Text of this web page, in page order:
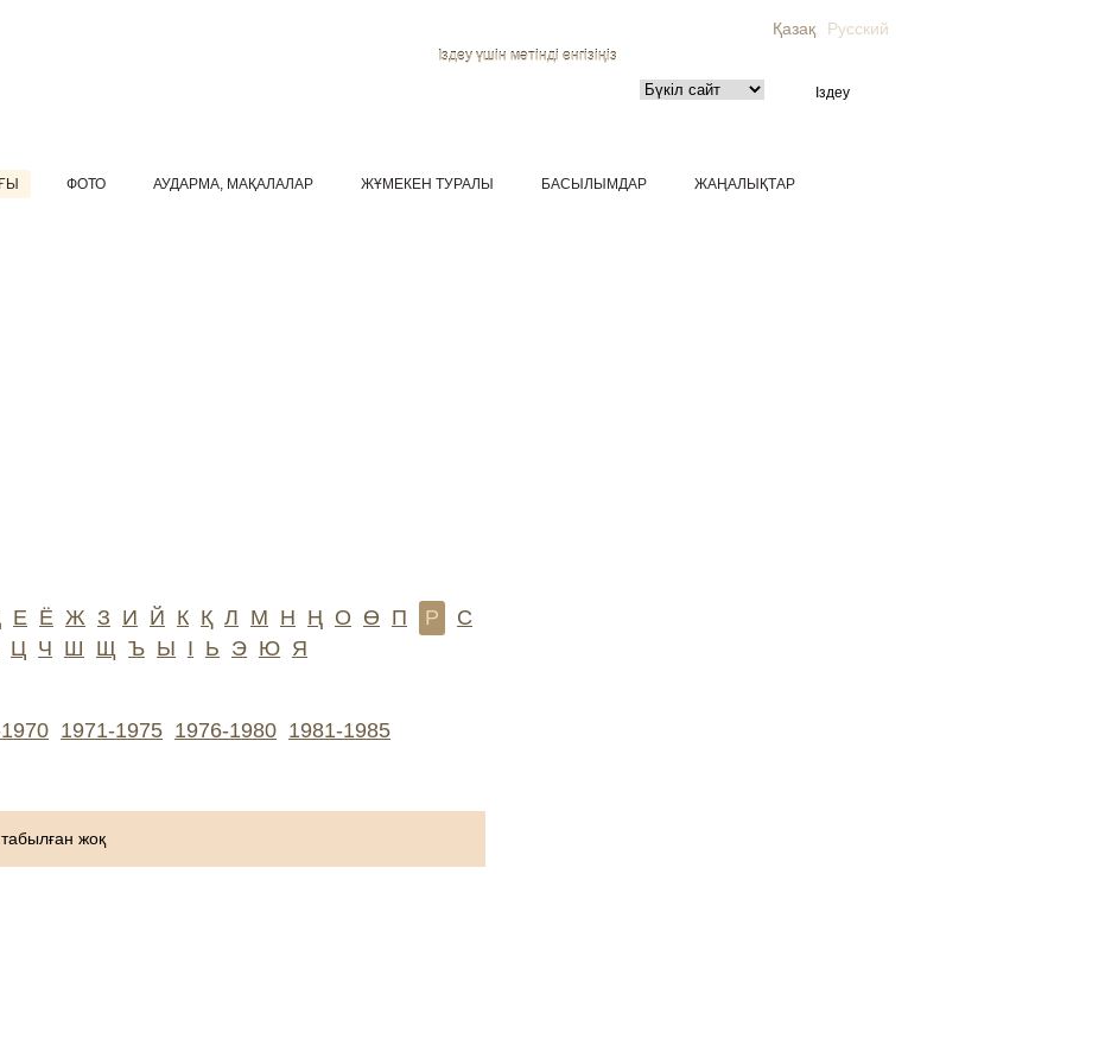
Қазақ Русский
Іздеу үшін мәтінді енгізіңіз
ФОТО АУДАРМА, МАҚАЛАЛАР ЖҰМЕКЕН ТУРАЛЫ БАСЫЛЫМДАР ЖАҢАЛЫҚТАР
Е Ё Ж З И Й К Қ Л М Н Ң О Ө П Р
С
Ц Ч Ш Щ Ъ Ы І Ь Э Ю Я
1971-1975 1976-1980 1981-1985
жоқ